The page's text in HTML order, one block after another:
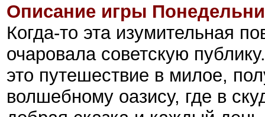
Описание игры
Когда-то эта изумительная
очаровала советскую
это путешествие в милое,
волшебному оазису, где в